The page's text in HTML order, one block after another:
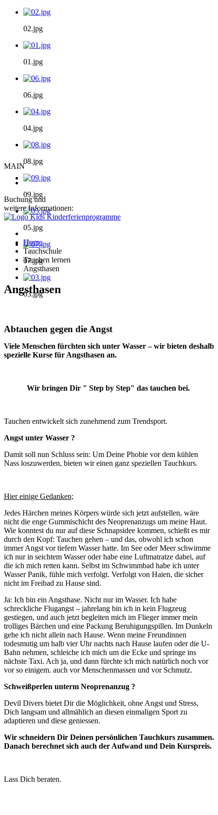
02.jpg
01.jpg
06.jpg
04.jpg
08.jpg
09.jpg
05.jpg
07.jpg
03.jpg
MAIN
Buchung und
weitere Informationen:
Home
Tauchschule
Tauchen lernen
Angsthasen
Angsthasen
Abtauchen gegen die Angst
Viele Menschen fürchten sich unter Wasser – wir bieten deshalb
spezielle Kurse für Angsthasen an.
Wir bringen Dir " Step by Step" das tauchen bei.
Tauchen entwickelt sich zunehmend zum Trendsport.
Angst unter Wasser ?
Damit soll nun Schluss sein: Um Deine Phobie vor dem kühlen
Nass loszuwerden, bieten wir einen ganz speziellen Tauchkurs.
Hier einige Gedanken;
Jedes Härchen meines Körpers würde sich jetzt aufstellen, wäre
nicht die enge Gummischicht des Neoprenanzugs um meine Haut.
Wie konntest du nur auf diese Schnapsidee kommen, schießt es mir
durch den Kopf: Tauchen gehen – und das, obwohl ich schon
immer Angst vor tiefem Wasser hatte. Im See oder Meer schwimme
ich nur in seichtem Wasser oder habe eine Luftmatratze dabei, auf
die ich mich retten kann. Selbst im Schwimmbad habe ich unter
Wasser Panik, fühle mich verfolgt. Verfolgt von Haien, die sicher
nicht im Freibad zu Hause sind.
Ja: Ich bin ein Angsthase. Nicht nur im Wasser. Ich habe
schreckliche Flugangst – jahrelang bin ich in kein Flugzeug
gestiegen, und auch jetzt begleiten mich im Flieger immer mein
trolliges Bärchen und eine Packung Beruhigungspillen. Im Dunkeln
gehe ich nicht allein nach Hause. Wenn meine Freundinnen
todesmutig um halb vier Uhr nachts nach Hause laufen oder die U-
Bahn nehmen, schleiche ich mich um die Ecke und springe ins
nächste Taxi. Ach ja, und dann fürchte ich mich natürlich noch vor
vor so einigem. auch vor Menschenmassen und vor Schmutz.
Schweißperlen unterm Neoprenanzug ?
Devil Divers bietet Dir die Möglichkeit, ohne Angst und Stress,
Dich langsam und allmählich an diesen einmaligen Sport zu
adaptieren und diese geniessen.
Wir schneidern Dir Deinen persönlichen Tauchkurs zusammen.
Danach berechnet sich auch der Aufwand und Dein Kurspreis.
Lass Dich beraten.